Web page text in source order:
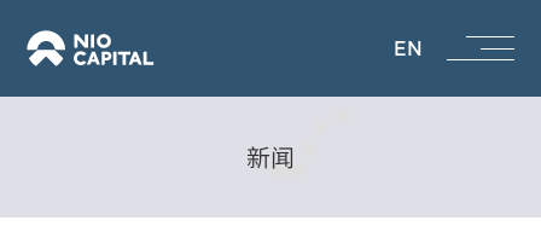
EN
新闻